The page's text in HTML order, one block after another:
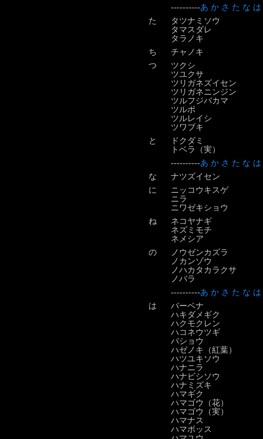
----------あ か さ た な は
た
タツナミソウ
タマスダレ
タラノキ
ち
チャノキ
つ
ツクシ
ツユクサ
ツリガネズイセン
ツリガネニンジン
ツルフジバカマ
ツルボ
ツルレイシ
ツワブキ
と
ドクダミ
トベラ（実）
----------あ か さ た な は
な
ナツズイセン
に
ニッコウキスゲ
ニラ
ニワゼキショウ
ね
ネコヤナギ
ネズミモチ
ネメシア
の
ノウゼンカズラ
ノカンゾウ
ノハカタカラクサ
ノバラ
----------あ か さ た な は
は
バーベナ
ハキダメギク
ハクモクレン
ハコネウツギ
バショウ
ハゼノキ（紅葉）
ハツユキソウ
ハナニラ
ハナビシソウ
ハナミズキ
ハマギク
ハマゴウ（花）
ハマゴウ（実）
ハマナス
ハマボッス